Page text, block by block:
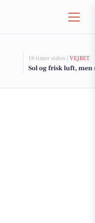
18 timer siden | VEJRET
Sol og frisk luft, men